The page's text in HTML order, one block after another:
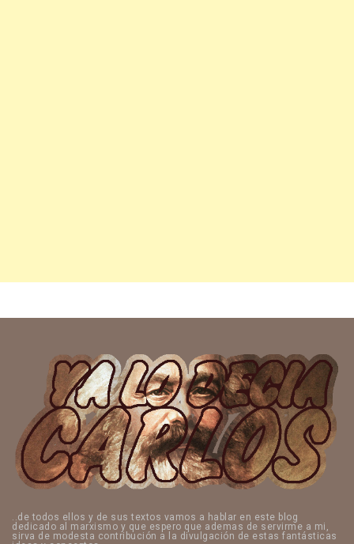
..de todos ellos y de sus textos vamos a hablar en este blog
dedicado al marxismo y que espero que ademas de servirme a mi,
sirva de modesta contribución a la divulgación de estas fantásticas